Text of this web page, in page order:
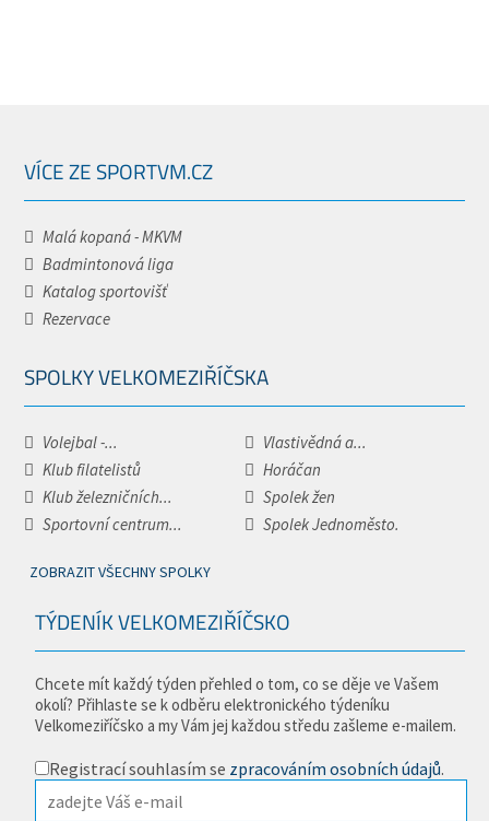
VÍCE ZE SPORTVM.CZ
Malá kopaná - MKVM
Badmintonová liga
Katalog sportovišť
Rezervace
SPOLKY VELKOMEZIŘÍČSKA
Volejbal -...
Vlastivědná a...
Klub filatelistů
Horáčan
Klub železničních...
Spolek žen
Sportovní centrum...
Spolek Jednoměsto.
ZOBRAZIT VŠECHNY SPOLKY
TÝDENÍK VELKOMEZIŘÍČSKO
Chcete mít každý týden přehled o tom, co se děje ve Vašem
okolí? Přihlaste se k odběru elektronického týdeníku
Velkomeziříčsko a my Vám jej každou středu zašleme e-mailem.
Registrací souhlasím se zpracováním osobních údajů.